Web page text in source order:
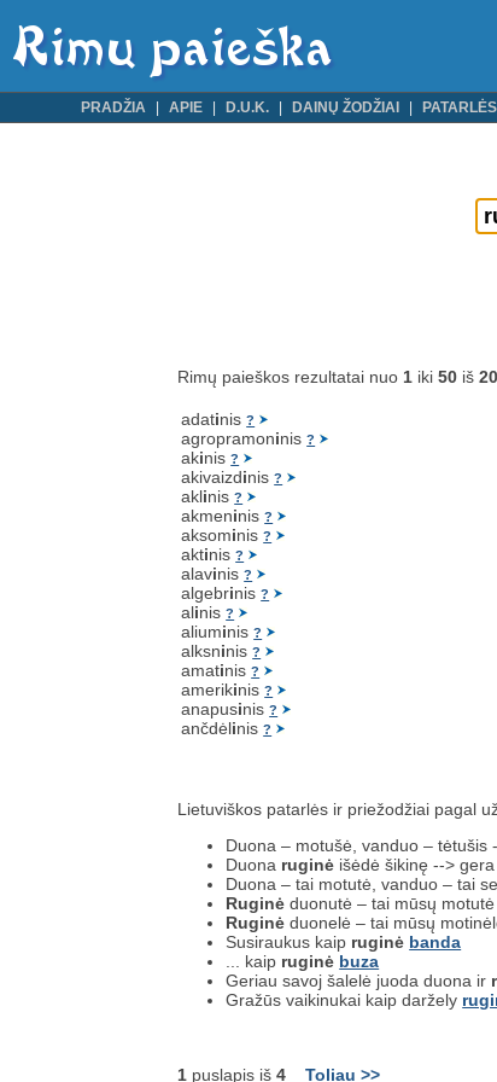
PRADŽIA APIE D.U.K. DAINŲ ŽODŽIAI PATARLĖS
Rimų paieškos rezultatai nuo 1 iki50 iš
adatinis?
agropramoninis?
akinis?
akivaizdinis?
aklinis?
akmeninis?
aksominis?
aktinis?
alavinis?
algebrinis?
alinis?
aliuminis?
alksninis?
amatinis?
amerikinis?
anapusinis?
ančdėlinis?
Lietuviškos patarlės ir priežodžiai pagal
Duona – motušė, vanduo – tėtušis
Duona ruginė išėdė šikinę -->
Duona – tai motutė, vanduo – tai
Ruginė duonutė – tai mūsų
Ruginė duonelė – tai mūsų
Susiraukus kaip ruginė banda
... kaip ruginė buza
Geriau savoj šalelė juoda duona ir
Gražūs vaikinukai kaip daržely
1 puslapis iš4 Toliau >>